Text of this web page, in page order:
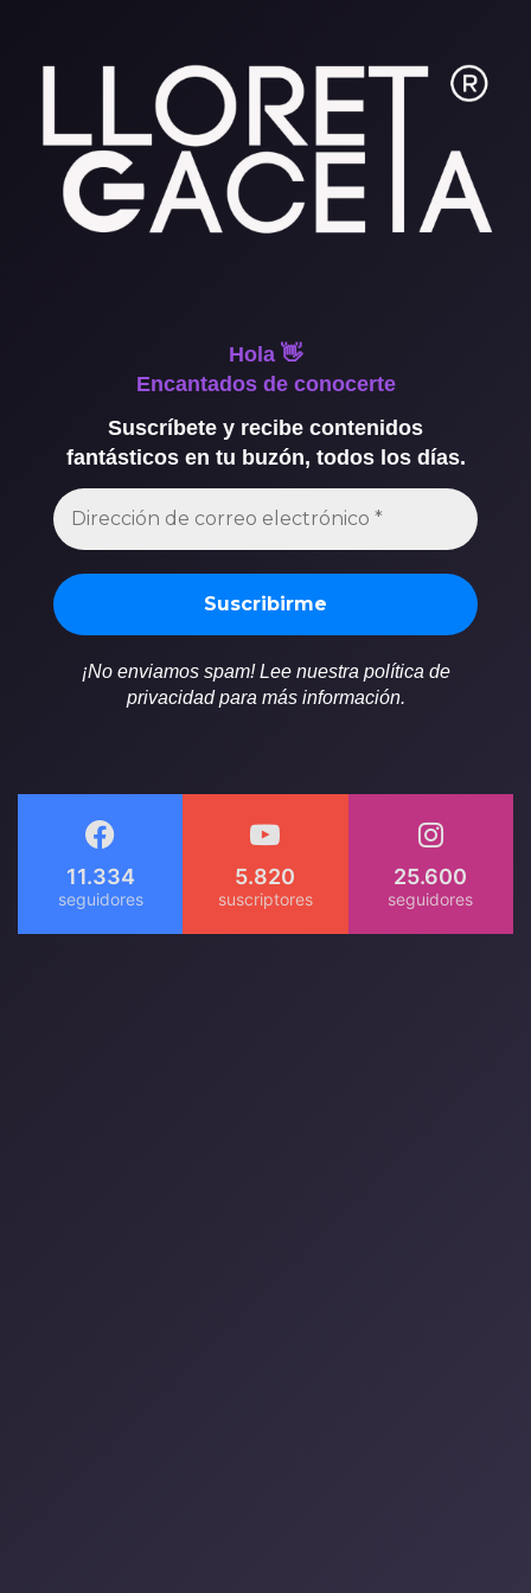
Hola 👋
Encantados de conocerte
Suscríbete y recibe contenidos
fantásticos en tu buzón, todos los días.
¡No enviamos spam! Lee nuestra política de
privacidad para más información.
11.334 5.820 25.600